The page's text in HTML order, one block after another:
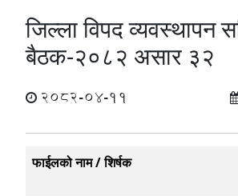
जिल्ला विपद व्यवस्थापन
बैठक-२०८२ असार ३२
2082-04-11
फाईलको नाम / शिर्षक